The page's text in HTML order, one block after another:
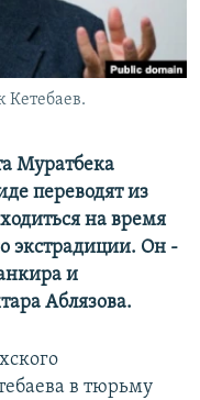
Муратбека
переводят из
на время
экстрадиции. Он -
и
Аблязова.
в тюрьму